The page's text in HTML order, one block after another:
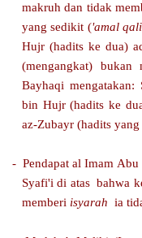
makruh dan tidak
yang sedikit ('amal
Hujr (hadits ke dua)
(mengangkat) bukan
Bayhaqi
bin Hujr (hadits ke
az-Zubayr (hadits yang
- Pendapat al Imam
Syafi'i di atas bahwa
memberi isyarah ia